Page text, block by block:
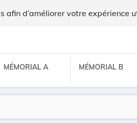
afin d’améliorer votre expérience
MÉMORIAL A MÉMORIAL B